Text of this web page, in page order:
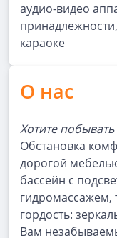
аудио-видео
караоке
О нас
Хотите
Обстановка
дорогой
бассейн с
гордость:
Вам